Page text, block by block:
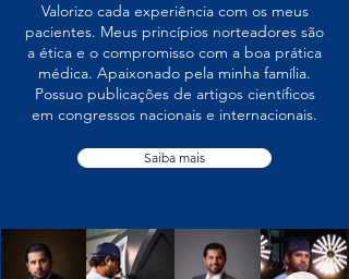
Valorizo cada experiência com os meus
pacientes. Meus princípios norteadores são
a ética e o compromisso com a boa prática
médica. Apaixonado pela minha família.
Possuo publicações de artigos científicos
em congressos nacionais e internacionais.​
Saiba mais